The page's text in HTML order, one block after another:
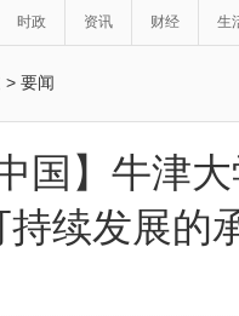
时政 资讯 财经 生
> 要闻
国】牛津
持续发展的